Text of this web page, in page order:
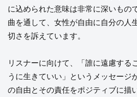
に込められた意味は非常に深いもの
曲を通して、女性が自由に自分の人
切さを訴えています。
リスナーに向けて、「誰に遠慮する
うに生きていい」というメッセージ
の自由とその責任をポジティブに描